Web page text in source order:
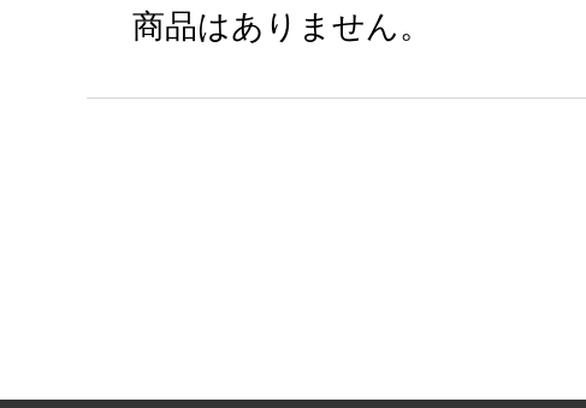
商品はありません。